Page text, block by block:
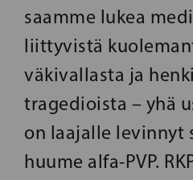
saamme lukea
liittyvistä
väkivallasta ja
tragedioista – yhä
on laajalle levinnyt
huume alfa-PVP.